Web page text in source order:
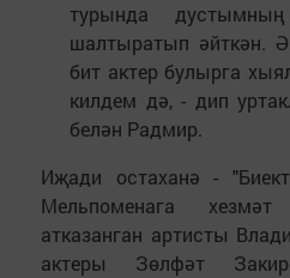
турында
шалтыратып әйткән.
бит актер булырга
килдем дә, - дип
белән Радмир.
Иҗади остаханә -
Мельпоменага
атказанган артисты
актеры Зөлфәт